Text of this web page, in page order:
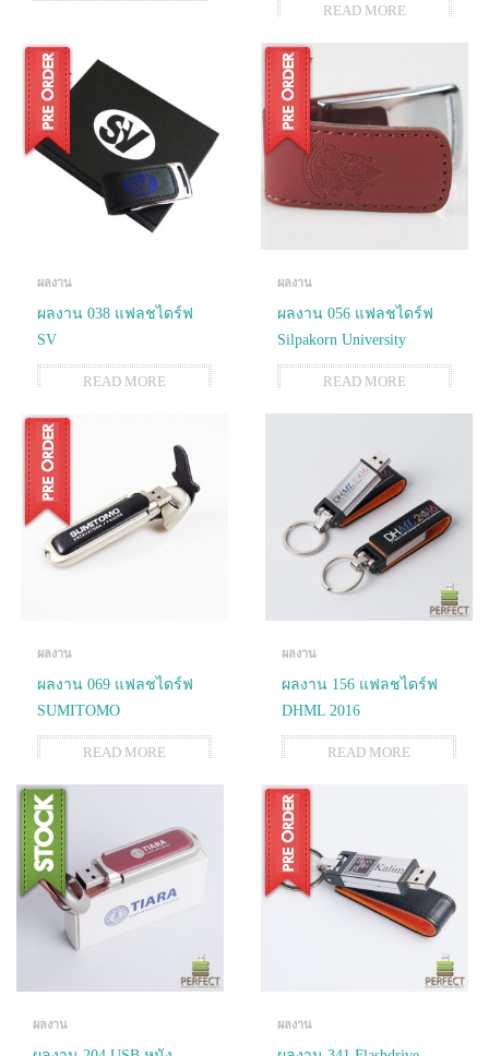
READ MORE
ผลงาน
ผลงาน 038 แฟลชไดร์ฟ
SV
READ MORE
ผลงาน
ผลงาน 056 แฟลชไดร์ฟ
Silpakorn University
READ MORE
ผลงาน
ผลงาน 069 แฟลชไดร์ฟ
SUMITOMO
READ MORE
ผลงาน
ผลงาน 156 แฟลชไดร์ฟ
DHML 2016
READ MORE
ผลงาน ผลงาน